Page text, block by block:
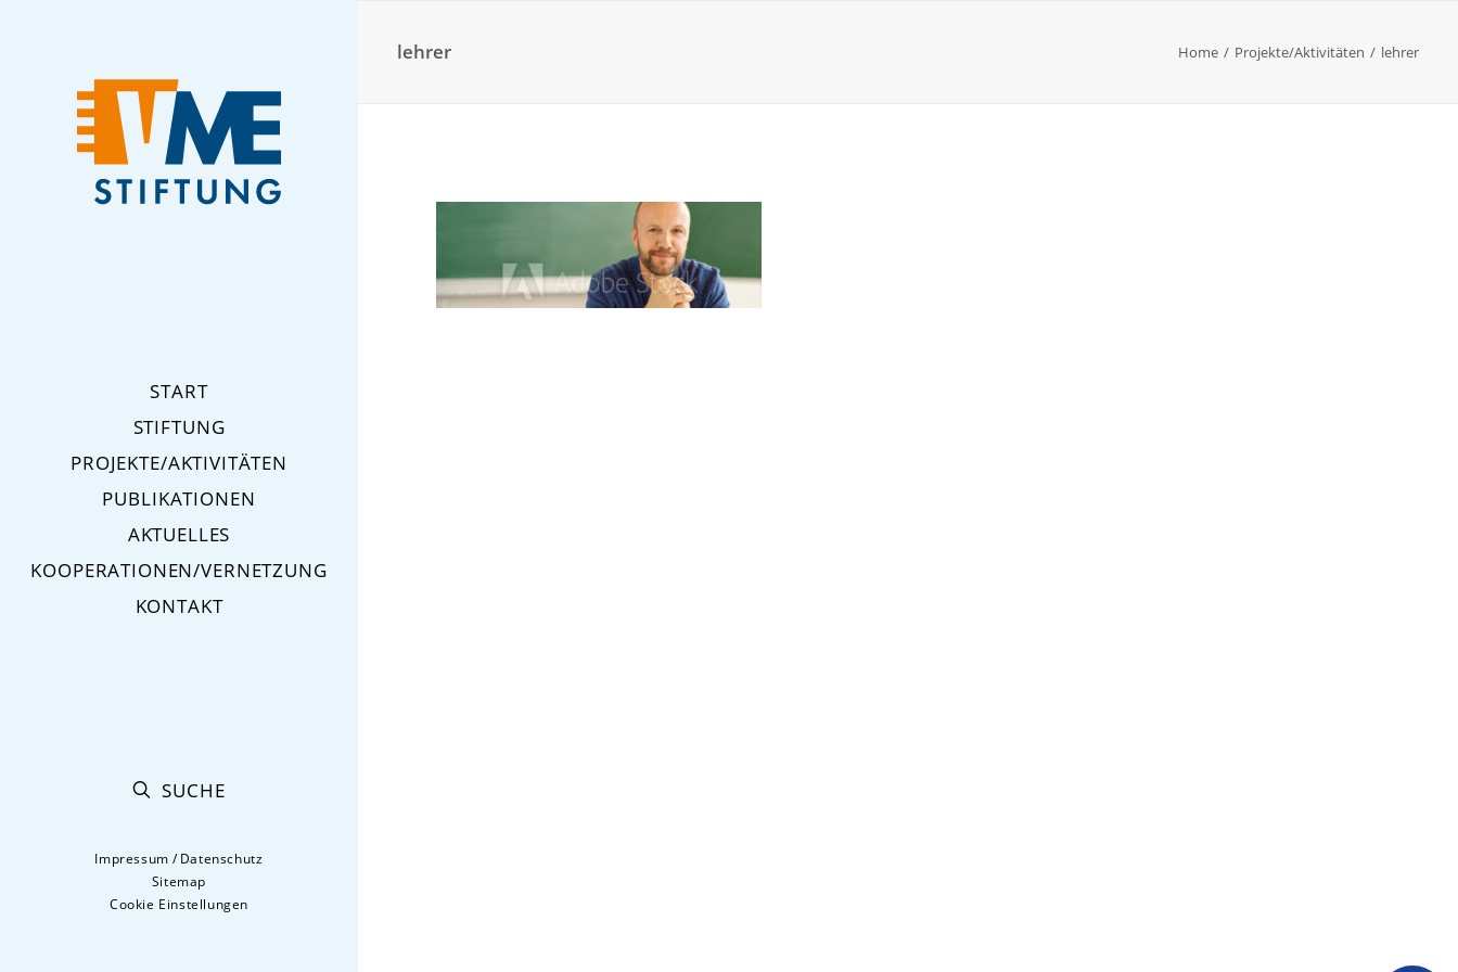
START
STIFTUNG
PROJEKTE/AKTIVITÄTEN
PUBLIKATIONEN
AKTUELLES
KOOPERATIONEN/VERNETZUNG
KONTAKT
SUCHE
Impressum /Datenschutz
Sitemap
Cookie Einstellungen
lehrer Home Projekte/Aktivitäten lehrer